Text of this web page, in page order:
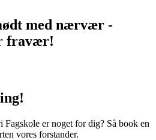
med nærvær -
fravær!
er noget for dig? Så book en
vores forstander.